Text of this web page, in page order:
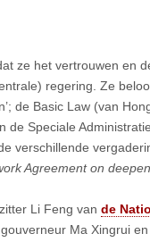
ze het vertrouwen en
regering. Ze
de Basic Law (van
de Speciale
verschillende
Agreement on
Li Feng van de
Ma Xingrui